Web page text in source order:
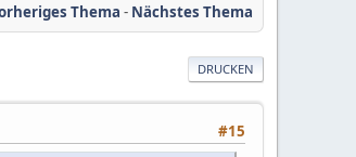
Thema - Nächstes Thema
DRUCKEN
#15